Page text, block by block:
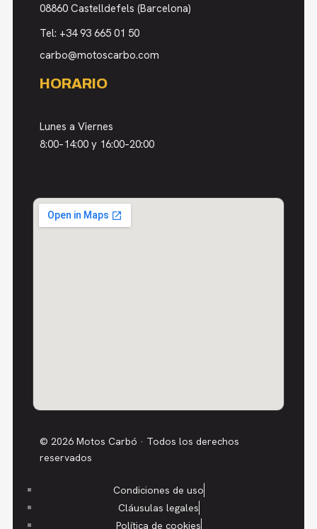
08860 Castelldefels (Barcelona)
Tel: +34 93 665 01 50
carbo@motoscarbo.com
HORARIO
Lunes a Viernes
8:00–14:00 y 16:00–20:00
© 2026 Motos Carbó · Todos los derechos
reservados
Condiciones de uso
Cláusulas legales
Política de cookies